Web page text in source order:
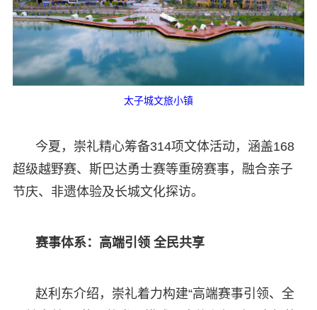
太子城文旅小镇
今夏，崇礼精心筹备314项文体活动，涵盖168
超级越野赛、斯巴达勇士赛等重磅赛事，融合亲子
节庆、非遗体验及长城文化探访。
赛事体系：高端引领 全民共享
赵利东介绍，崇礼着力构建“高端赛事引领、全